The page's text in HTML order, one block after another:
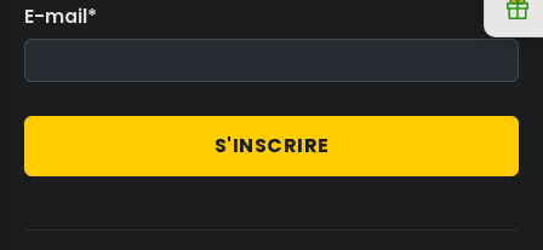
E
O
R
2
E-mail*
S'INSCRIRE